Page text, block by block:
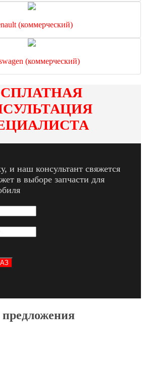
(коммерческий)
(коммерческий)
и наш консультант свяжется
в выборе запчасти для